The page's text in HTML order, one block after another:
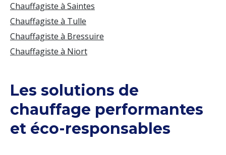
Chauffagiste à Saintes
Chauffagiste à Tulle
Chauffagiste à Bressuire
Chauffagiste à Niort
Les solutions de
chauffage performantes
et éco-responsables